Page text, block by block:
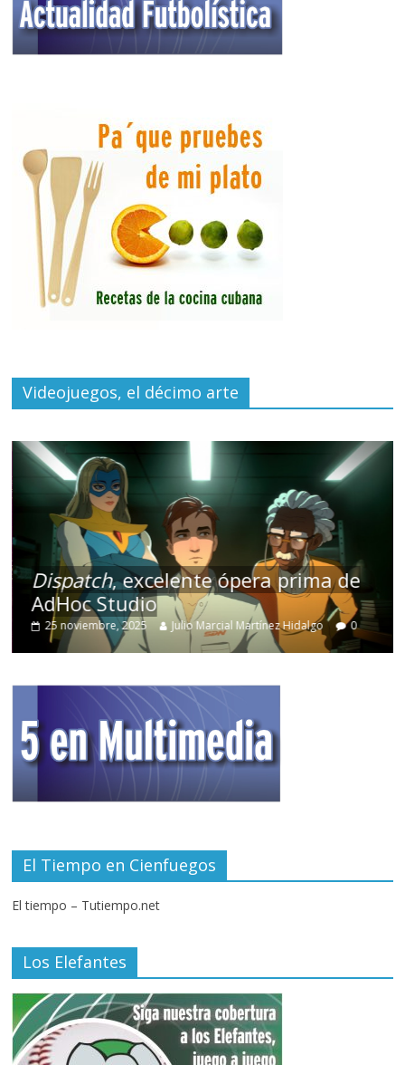
Videojuegos, el décimo arte
Dispatch, excelente ópera prima de
AdHoc Studio
25 noviembre, 2025 Julio Marcial Martínez Hidalgo 0
El Tiempo en Cienfuegos
El tiempo – Tutiempo.net
Los Elefantes